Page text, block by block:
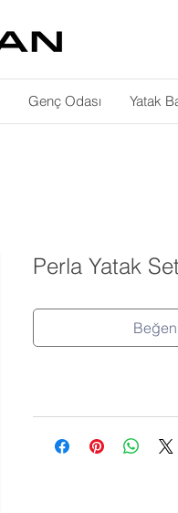
Genç Odası Yatak
Perla Yatak